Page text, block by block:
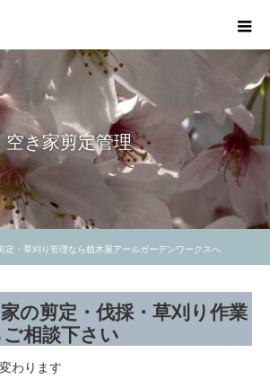
空き家剪定管理
定・草刈り管理なら植木屋アールガーデンワークスへ
の剪定・伐採・草刈り作業
相談下さい
わります